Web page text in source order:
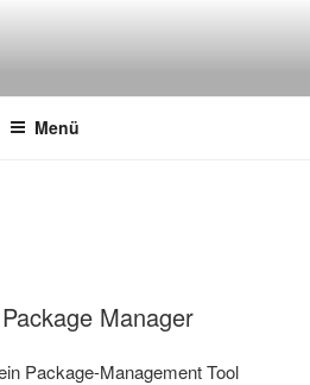
Menü
Manager
Package-Management Tool